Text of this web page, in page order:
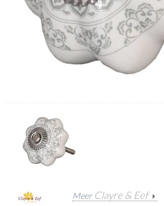
Meer Clayre & Eef